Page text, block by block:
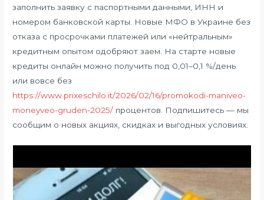
заполнить заявку с паспортными данными, ИНН и
номером банковской карты. Новые МФО в Украине без
отказа с просрочками платежей или «нейтральным»
кредитным опытом одобряют заем. На старте новые
кредиты онлайн можно получить под 0,01–0,1 %/день
или вовсе без
https://www.prixeschilo.it/2026/02/16/promokodi-maniveo-
moneyveo-gruden-2025/ процентов. Подпишитесь — мы
сообщим о новых акциях, скидках и выгодных условиях.